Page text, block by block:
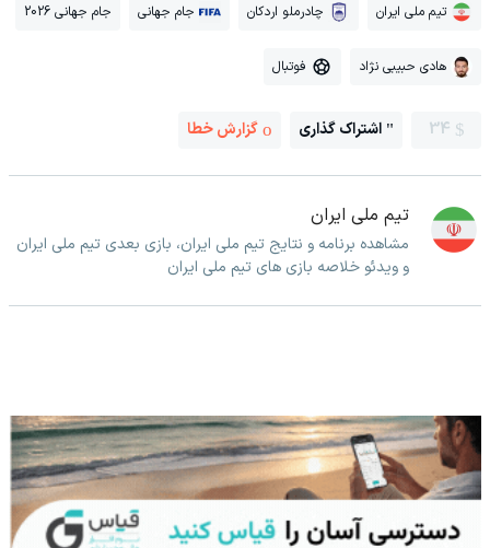
تیم ملی ایران چادرملو اردکان جام جهانی جام جهانی 2026
هادی حبیبی نژاد فوتبال
34 اشتراک گذاری گزارش خطا
تیم ملی ایران
مشاهده برنامه و نتایج تیم ملی ایران، بازی بعدی تیم ملی ایران
و ویدئو خلاصه بازی های تیم ملی ایران